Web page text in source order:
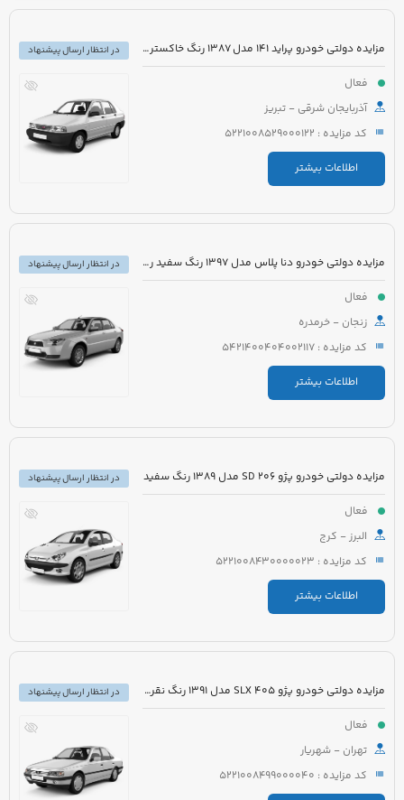
مزایده دولتی خودرو پراید 141 مدل 1387 رنگ خاکستری متالیک
فعال
آذربایجان شرقی - تبریز
کد مزایده : 5221008529000122
اطلاعات بیشتر
در انتظار ارسال پیشنهاد
مزایده دولتی خودرو دنا پلاس مدل 1397 رنگ سفید روغنی
فعال
زنجان - خرمدره
کد مزایده : 5421400404002117
اطلاعات بیشتر
در انتظار ارسال پیشنهاد
مزایده دولتی خودرو پژو 206 SD مدل 1389 رنگ سفید
فعال
البرز - کرج
کد مزایده : 5221008430000023
اطلاعات بیشتر
در انتظار ارسال پیشنهاد
مزایده دولتی خودرو پژو 405 SLX مدل 1391 رنگ نقره ای
فعال
تهران - شهریار
کد مزایده : 5221008499000040
در انتظار ارسال پیشنهاد